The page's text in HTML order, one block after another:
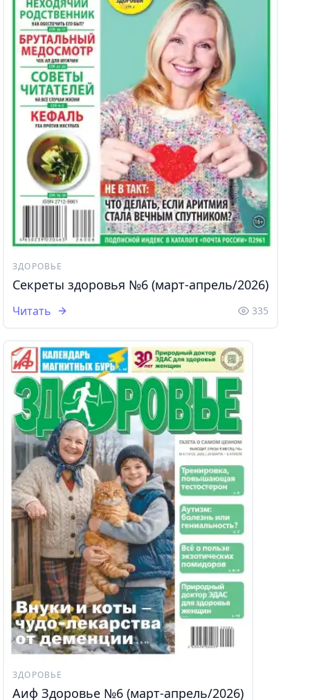
ЗДОРОВЬЕ
Секреты здоровья №6 (март-апрель/2026)
Читать 335
ЗДОРОВЬЕ
Аиф Здоровье №6 (март-апрель/2026)